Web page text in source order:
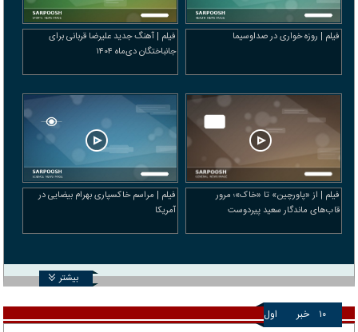
فیلم | روزه خواری در صداوسیما
فیلم | آهنگ جدید علیرضا قربانی برای
جانباختگان دی‌ماه ۱۴۰۴
فیلم | از «پاورچین» تا «خاک»؛ مرور
قاب‌های ماندگار سعید پیردوست
فیلم | مراسم خاکسپاری بهرام بیضایی در
آمریکا
بیشتر
۱۰ خبر اول